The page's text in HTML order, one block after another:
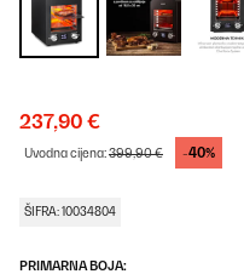
237,90 €
Uvodna cijena:399,90 € -40%
ŠIFRA: 10034804
PRIMARNA BOJA: